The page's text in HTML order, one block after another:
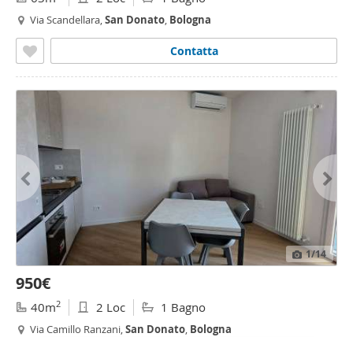
Via Scandellara,San Donato, Bologna
Contatta
1/14
950€
40m2 2 Loc 1 Bagno
Via Camillo Ranzani,San Donato, Bologna